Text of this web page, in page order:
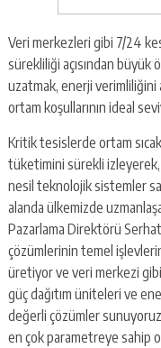
Veri merkezleri gibi 7/24
sürekliliği açısından
uzatmak, enerji verimliliğini
ortam koşullarının ideal
Kritik tesislerde ortam
tüketimini sürekli
nesil teknolojik sistemler
alanda ülkemizde
Pazarlama Direktörü
çözümlerinin temel
üretiyor ve veri merkezi
güç dağıtım üniteleri ve
değerli çözümler
en çok parametreye sahip